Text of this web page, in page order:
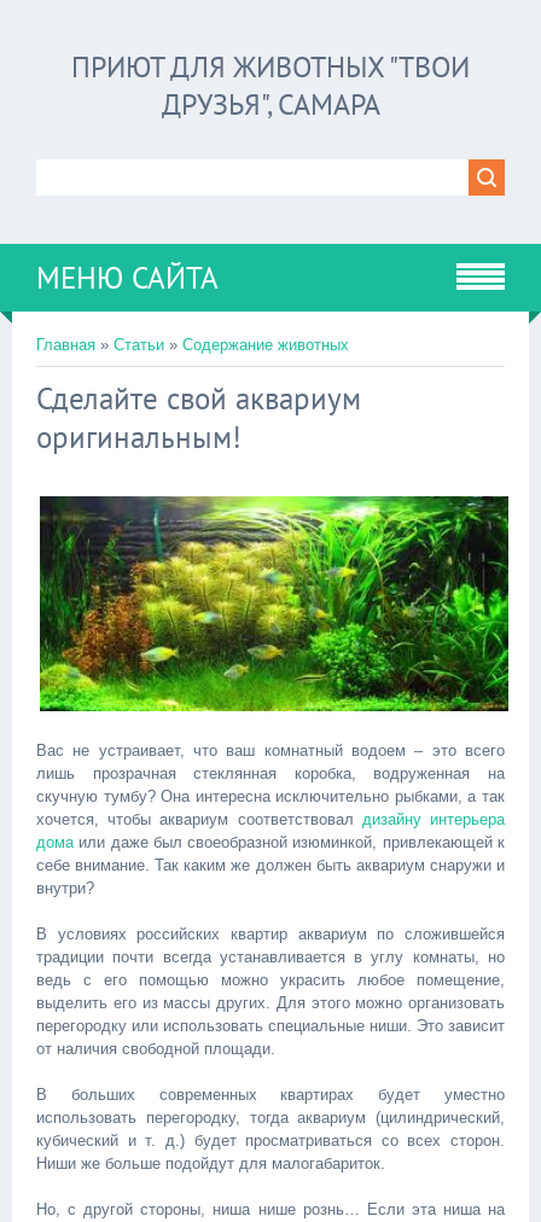
ПРИЮТ ДЛЯ ЖИВОТНЫХ "ТВОИ
ДРУЗЬЯ", САМАРА
МЕНЮ САЙТА
Главная » Статьи » Содержание животных
Сделайте свой аквариум
оригинальным!
Вас не устраивает, что ваш комнатный водоем – это всего
лишь прозрачная стеклянная коробка, водруженная на
скучную тумбу? Она интересна исключительно рыбками, а так
хочется, чтобы аквариум соответствовал дизайну интерьера
домаили даже был своеобразной изюминкой, привлекающей к
себе внимание. Так каким же должен быть аквариум снаружи и
внутри?
В условиях российских квартир аквариум по сложившейся
традиции почти всегда устанавливается в углу комнаты, но
ведь с его помощью можно украсить любое помещение,
выделить его из массы других. Для этого можно организовать
перегородку или использовать специальные ниши. Это зависит
от наличия свободной площади.
В больших современных квартирах будет уместно
использовать перегородку, тогда аквариум (цилиндрический,
кубический и т. д.) будет просматриваться со всех сторон.
Ниши же больше подойдут для малогабариток.
Но, с другой стороны, ниша нише рознь… Если эта ниша на